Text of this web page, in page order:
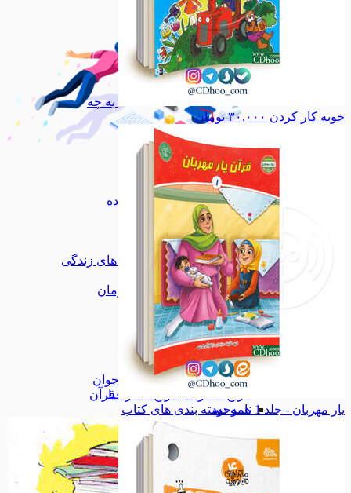
نرم افزار نرم افزار
مذهبی مذهبی
ادبیات ادبیات
خانه و خانواده خانه و خانواده
ازدواج
ازدواج
تربیتی
تربیتی
سواد رسانه سواد رسانه
مهارت های زندگی
مهارت های زندگی
آموزشی آموزشی
داستان و رمان داستان و رمان
اشخاص اشخاص
انقلاب انقلاب
مدیریت مدیریت
هنر هنر
بهداشت بهداشت
کودک و نوجوان کودک و نوجوان
تاریخ، جغرافیا
همه دسته بندی های کتاب
به چه
خوبه کار کردن ۳۰,۰۰۰تومان
قرآن
یار مهربان - جلد 1
ناموجود